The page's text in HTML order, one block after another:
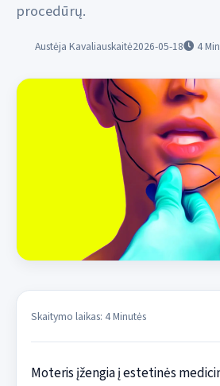
procedūrų.
Austėja Kavaliauskaitė2026-05-18 4
Skaitymo laikas: 4 Minutės
Moteris įžengia į estetinės